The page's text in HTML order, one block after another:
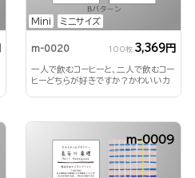
Mini ミニサイズ
m-0020 100枚 3,369円
一人で飲むコーヒーと、二人で飲むコー
ヒーどちらが好きですか？かわいいカ
m-0009